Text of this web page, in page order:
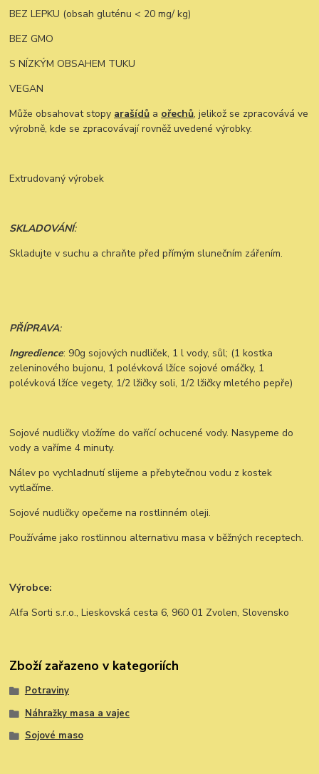
BEZ LEPKU (obsah gluténu < 20 mg/ kg)
BEZ GMO
S NÍZKÝM OBSAHEM TUKU
VEGAN
Může obsahovat stopy arašídů a ořechů, jelikož se zpracovává ve
výrobně, kde se zpracovávají rovněž uvedené výrobky.
Extrudovaný výrobek
SKLADOVÁNÍ:
Skladujte v suchu a chraňte před přímým slunečním zářením.
PŘÍPRAVA:
Ingredience: 90g sojových nudliček, 1 l vody, sůl; (1 kostka
zeleninového bujonu, 1 polévková lžíce sojové omáčky, 1
polévková lžíce vegety, 1/2 lžičky soli, 1/2 lžičky mletého pepře)
Sojové nudličky vložíme do vařící ochucené vody. Nasypeme do
vody a vaříme 4 minuty.
Nálev po vychladnutí slijeme a přebytečnou vodu z kostek
vytlačíme.
Sojové nudličky opečeme na rostlinném oleji.
Používáme jako rostlinnou alternativu masa v běžných receptech.
Výrobce:
Alfa Sorti s.r.o., Lieskovská cesta 6, 960 01 Zvolen, Slovensko
Zboží zařazeno v kategoriích
Potraviny
Náhražky masa a vajec
Sojové maso